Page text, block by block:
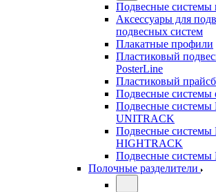
Подвесные системы
Аксессуары для
подвесных систем
Плакатные профили
Пластиковый
PosterLine
Пластиковый
Подвесные
Подвесные
UNITRACK
Подвесные
HIGHTRACK
Подвесные
Полочные разделители